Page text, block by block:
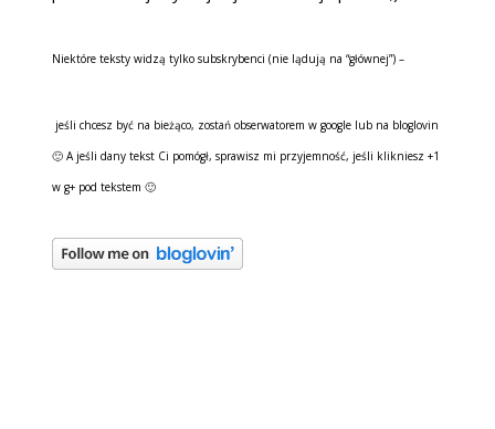
Niektóre teksty widzą tylko subskrybenci (nie lądują na “głównej”) –
jeśli chcesz być na bieżąco, zostań obserwatorem w google lub na bloglovin
🙂 A jeśli dany tekst Ci pomógł, sprawisz mi przyjemność, jeśli klikniesz +1
w g+ pod tekstem 🙂